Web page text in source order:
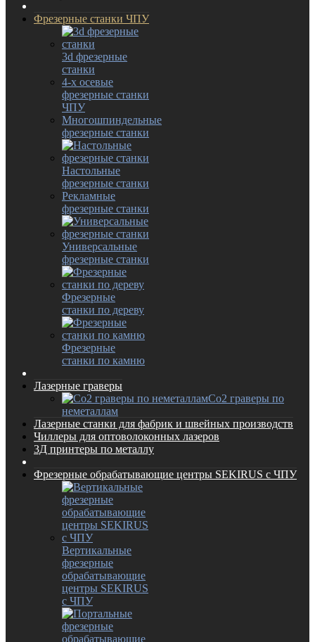
Фрезерные станки ЧПУ
3d фрезерные
станки
4-х осевые
фрезерные станки
ЧПУ
Многошпиндельные
фрезерные станки
Настольные
фрезерные станки
Рекламные
фрезерные станки
Универсальные
фрезерные станки
Фрезерные
станки по дереву
Фрезерные
станки по камню
Лазерные граверы
Co2 граверы по
неметаллам
Лазерные станки для фабрик и швейных производств
Чиллеры для оптоволоконных лазеров
3Д принтеры по металлу
Фрезерные обрабатывающие центры SEKIRUS с ЧПУ
Вертикальные
фрезерные
обрабатывающие
центры SEKIRUS
с ЧПУ